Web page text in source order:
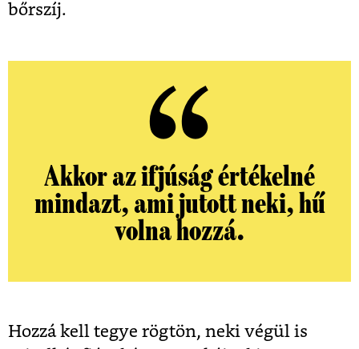
bőrszíj.
Akkor az ifjúság értékelné
mindazt, ami jutott neki, hű
volna hozzá.
Hozzá kell tegye rögtön, neki végül is